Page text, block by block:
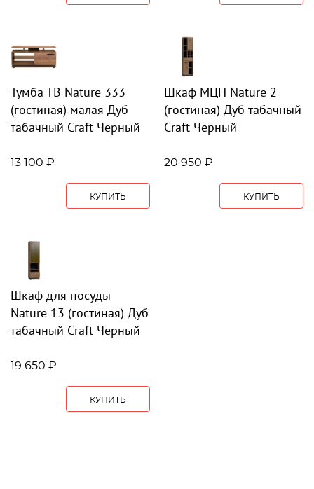
Тумба ТВ Nature 333
(гостиная) малая Дуб
табачный Craft Черный
13 100 ₽
КУПИТЬ
Шкаф МЦН Nature 2
(гостиная) Дуб табачный
Craft Черный
20 950 ₽
КУПИТЬ
Шкаф для посуды
Nature 13 (гостиная) Дуб
табачный Craft Черный
19 650 ₽
КУПИТЬ